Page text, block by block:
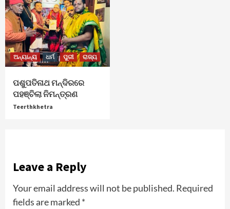
ଅନ୍ୟାନ୍ୟ ଧର୍ମ ପୁରୀ ରାଜ୍ୟ
ପଶୁପତିନାଥ ମନ୍ଦିରରେ
ପହଞ୍ଚିଲା ନିମନ୍ତ୍ରଣ
Teerthkhetra
Leave a Reply
Your email address will not be published. Required
fields are marked *